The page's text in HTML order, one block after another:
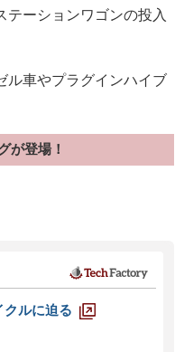
テーションワゴンの投入
ル車やプラグインハイブ
が登場！
クルに迫る